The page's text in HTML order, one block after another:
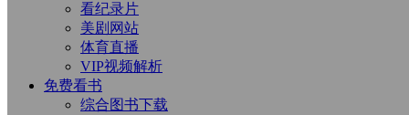
看纪录片
美剧网站
体育直播
VIP视频解析
免费看书
综合图书下载